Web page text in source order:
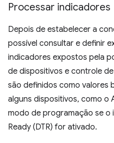
Processar indicadores
Depois de estabelecer a
possível consultar e definir
indicadores expostos pela
de dispositivos e controle
são definidos como valores
alguns dispositivos, como o
modo de programação se o
Ready (DTR) for ativado.